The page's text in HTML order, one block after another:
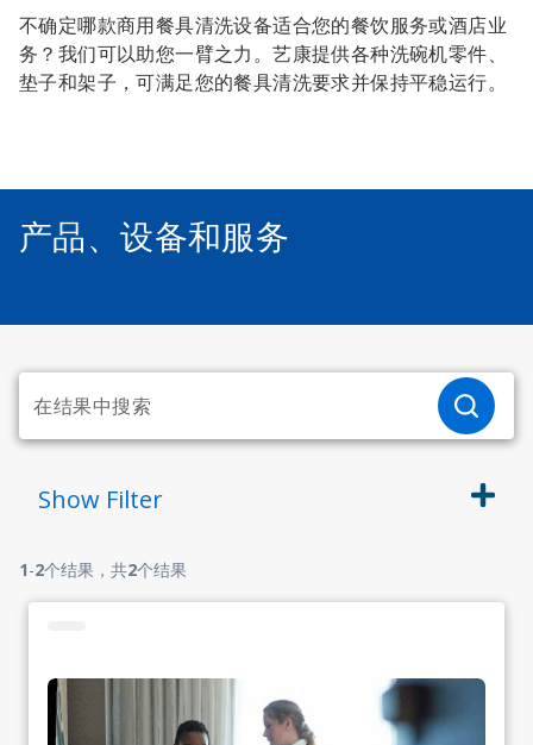
不确定哪款商用餐具清洗设备适合您的餐饮服务或酒店业
务？我们可以助您一臂之力。艺康提供各种洗碗机零件、
垫子和架子，可满足您的餐具清洗要求并保持平稳运行。
产品、设备和服务
Show Filter
1-2个结果，共2个结果